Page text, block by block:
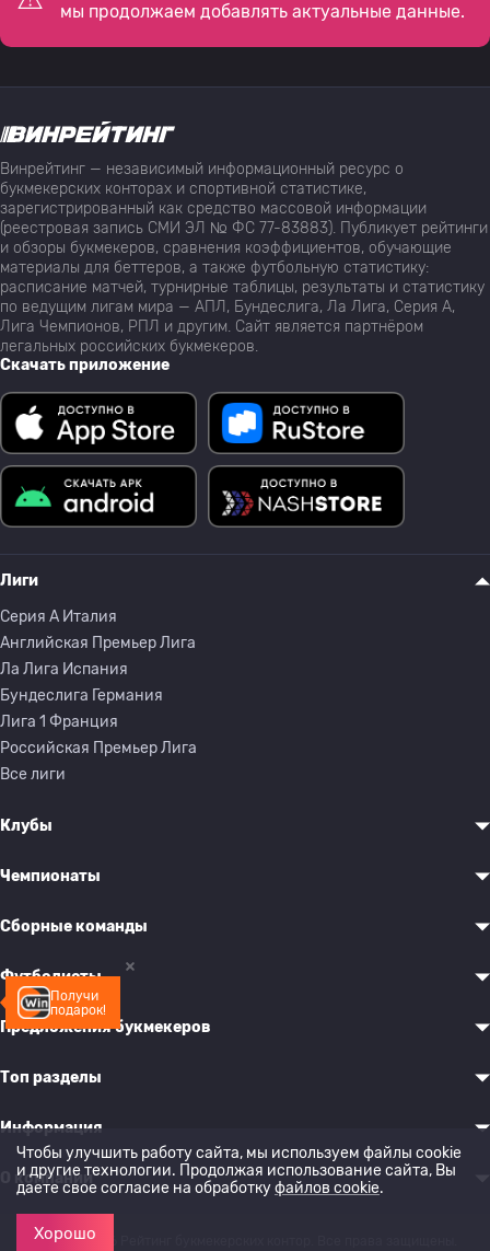
мы продолжаем добавлять актуальные данные.
Получи
подарок!
Винрейтинг — независимый информационный ресурс о
букмекерских конторах и спортивной статистике,
зарегистрированный как средство массовой информации
(реестровая запись СМИ ЭЛ № ФС 77-83883). Публикует рейтинги
и обзоры букмекеров, сравнения коэффициентов, обучающие
материалы для беттеров, а также футбольную статистику:
расписание матчей, турнирные таблицы, результаты и статистику
по ведущим лигам мира — АПЛ, Бундеслига, Ла Лига, Серия А,
Лига Чемпионов, РПЛ и другим. Сайт является партнёром
легальных российских букмекеров.
Скачать приложение
Лиги
Серия A Италия
Английская Премьер Лига
Ла Лига Испания
Бундеслига Германия
Лига 1 Франция
Российская Премьер Лига
Все лиги
Клубы
Чемпионаты
Сборные команды
Футболисты
Предложения букмекеров
Топ разделы
Информация
О компании
© 2022-2026 Рейтинг букмекерских контор. Все права защищены.
Чтобы улучшить работу сайта, мы используем файлы cookie
и другие технологии. Продолжая использование сайта, Вы
даете свое согласие на обработкуфайлов cookie.
Хорошо